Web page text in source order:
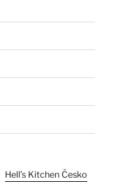
Hell’s Kitchen Česko